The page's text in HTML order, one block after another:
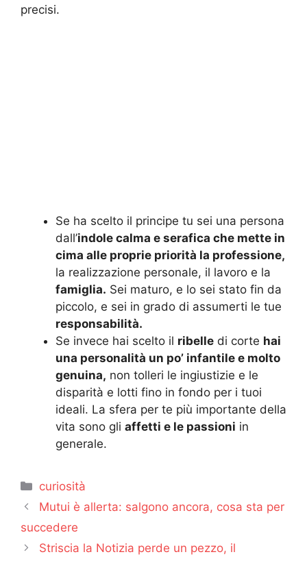
precisi.
Se ha scelto il principe tu sei una persona
dall’indole calma e serafica che mette in
cima alle proprie priorità la professione,
la realizzazione personale, il lavoro e la
famiglia. Sei maturo, e lo sei stato fin da
piccolo, e sei in grado di assumerti le tue
responsabilità.
Se invece hai scelto il ribelle di corte hai
una personalità un po’ infantile e molto
genuina, non tolleri le ingiustizie e le
disparità e lotti fino in fondo per i tuoi
ideali. La sfera per te più importante della
vita sono gli affetti e le passioni in
generale.
Categorie
curiosità
Mutui è allerta: salgono ancora, cosa sta per
succedere
Striscia la Notizia perde un pezzo, il